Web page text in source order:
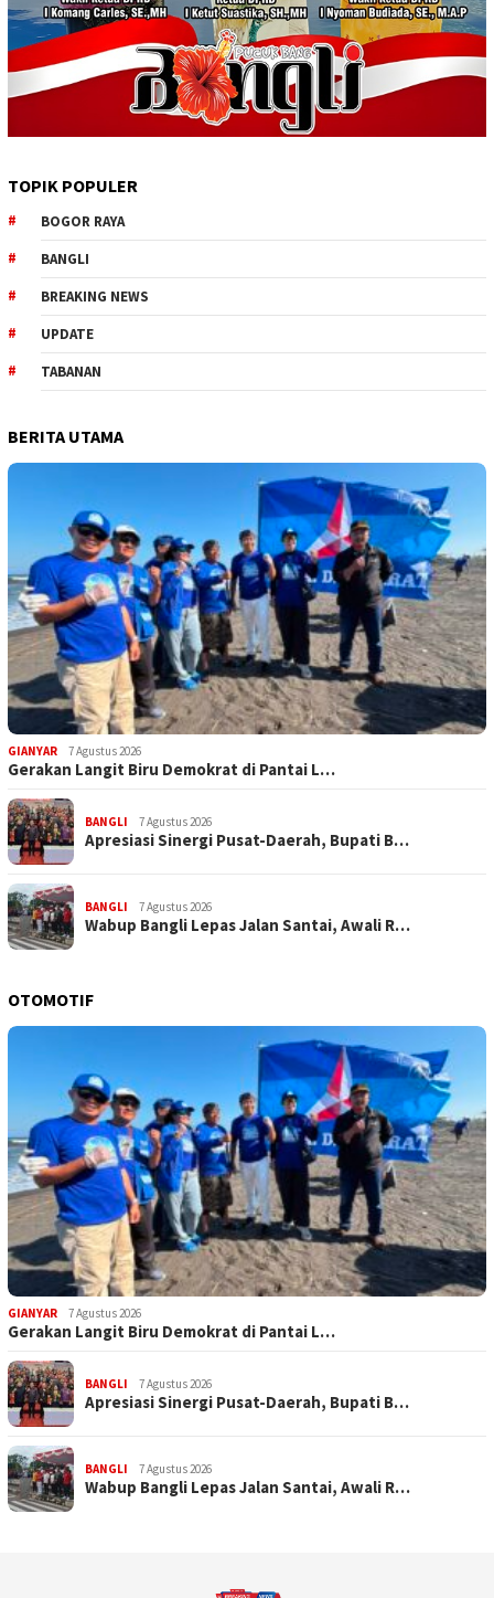
TOPIK POPULER
BOGOR RAYA
BANGLI
BREAKING NEWS
UPDATE
TABANAN
BERITA UTAMA
GIANYAR 7 Agustus 2026
Gerakan Langit Biru Demokrat di Pantai L…
BANGLI 7 Agustus 2026
Apresiasi Sinergi Pusat-Daerah, Bupati B…
BANGLI 7 Agustus 2026
Wabup Bangli Lepas Jalan Santai, Awali R…
OTOMOTIF
GIANYAR 7 Agustus 2026
Gerakan Langit Biru Demokrat di Pantai L…
BANGLI 7 Agustus 2026
Apresiasi Sinergi Pusat-Daerah, Bupati B…
BANGLI 7 Agustus 2026
Wabup Bangli Lepas Jalan Santai, Awali R…